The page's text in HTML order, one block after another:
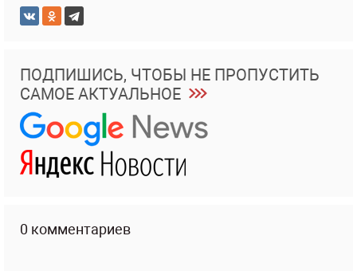
ПОДПИШИСЬ, ЧТОБЫ НЕ ПРОПУСТИТЬ
САМОЕ АКТУАЛЬНОЕ
0 комментариев